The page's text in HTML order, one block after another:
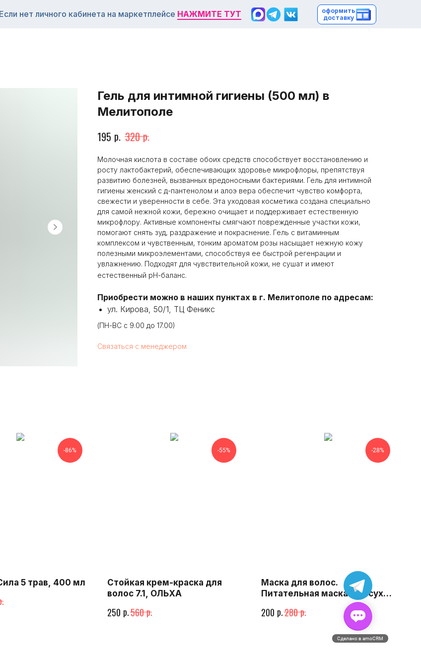
Если нет личного кабинета на маркетплейсе НАЖМИТЕ ТУТ
оформить
доставку
НАЖМИТЕ ТУТ
оформить
доставку
Гель для интимной гигиены (500 мл) в
Мелитополе
195 р. 320 р.
Молочная кислота в составе обоих средств способствует восстановлению и
росту лактобактерий, обеспечивающих здоровье микрофлоры, препятствуя
развитию болезней, вызванных вредоносными бактериями. Гель для интимной
гигиены женский с д-пантенолом и алоэ вера обеспечит чувство комфорта,
свежести и уверенности в себе. Эта уходовая косметика создана специально
для самой нежной кожи, бережно очищает и поддерживает естественную
микрофлору. Активные компоненты смягчают поврежденные участки кожи,
помогают снять зуд, раздражение и покраснение. Гель с витаминным
комплексом и чувственным, тонким ароматом розы насыщает нежную кожу
полезными микроэлементами, способствуя ее быстрой регенрации и
увлажнению. Подходят для чувствительной кожи, не сушат и имеют
естественный рН-баланс.
Приобрести можно в наших пунктах в г. Мелитополе по адресам:
ул. Кирова, 50/1, ТЦ Феникс
(ПН-ВС с 9.00 до 17.00)
Связаться с менеджером
-86%
5 трав, 400 мл
-55%
Стойкая крем-краска для
волос 7.1, ОЛЬХА
250 р.560р.
-28%
Маска для волос.
Питательная маска для сухих
и ослабленных волос
200 р.280р.
Сделано в amoCRM